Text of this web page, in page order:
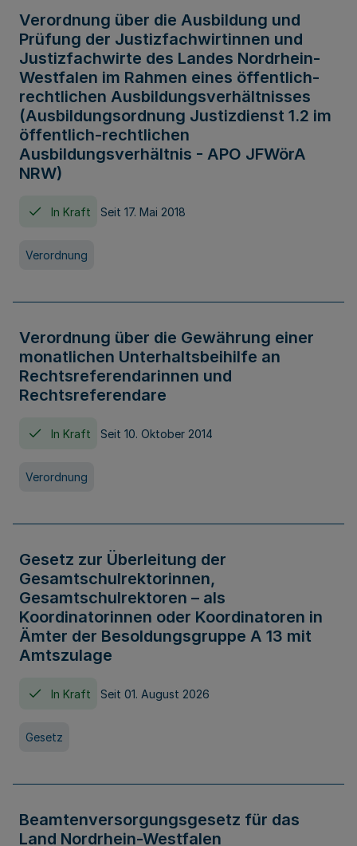
Verordnung über die Ausbildung und
Prüfung der Justizfachwirtinnen und
Justizfachwirte des Landes Nordrhein-
Westfalen im Rahmen eines öffentlich-
rechtlichen Ausbildungsverhältnisses
(Ausbildungsordnung Justizdienst 1.2 im
öffentlich-rechtlichen
Ausbildungsverhältnis - APO JFWörA
NRW)
In Kraft Seit 17. Mai 2018
Verordnung
Verordnung über die Gewährung einer
monatlichen Unterhaltsbeihilfe an
Rechtsreferendarinnen und
Rechtsreferendare
In Kraft Seit 10. Oktober 2014
Verordnung
Gesetz zur Überleitung der
Gesamtschulrektorinnen,
Gesamtschulrektoren – als
Koordinatorinnen oder Koordinatoren in
Ämter der Besoldungsgruppe A 13 mit
Amtszulage
In Kraft Seit 01. August 2026
Gesetz
Beamtenversorgungsgesetz für das
Land Nordrhein-Westfalen